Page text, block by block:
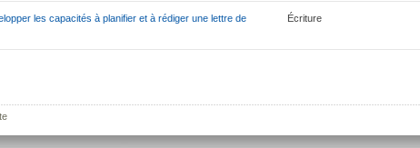
les capacités à planifier et à rédiger une lettre de
Écriture